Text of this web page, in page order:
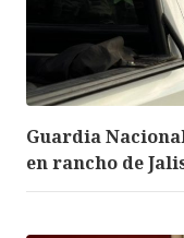
Guardia
en rancho de